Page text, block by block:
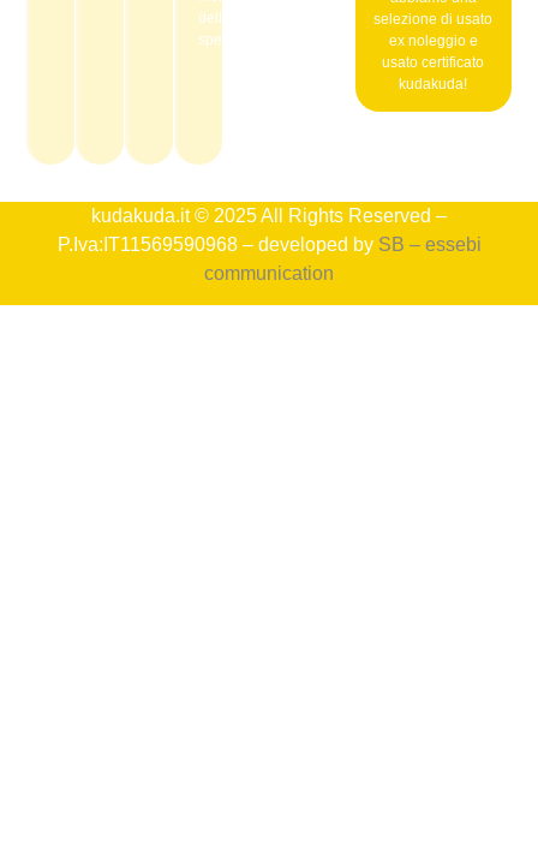
selezione di usato
ex noleggio e
usato certificato
kudakuda!
della
spedizione.
kudakuda.it © 2025 All Rights Reserved –
P.Iva:IT11569590968 – developed by SB – essebi
communication